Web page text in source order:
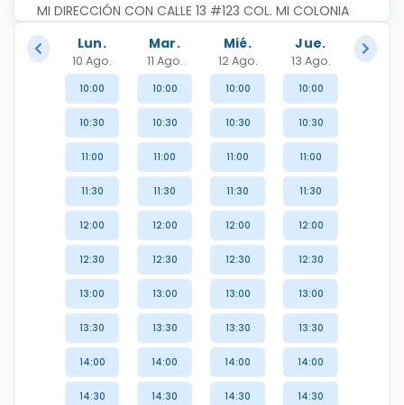
MI DIRECCIÓN CON CALLE 13 #123 COL. MI COLONIA
1
Lun.
10 Ago.
Mar.
11 Ago.
Mié.
12 Ago.
Jue.
13 Ago.
10:00
10:30
11:00
11:30
12:00
12:30
13:00
13:30
14:00
14:30
10:00
10:30
11:00
11:30
12:00
12:30
13:00
13:30
14:00
14:30
10:00
10:30
11:00
11:30
12:00
12:30
13:00
13:30
14:00
14:30
10:00
10:30
11:00
11:30
12:00
12:30
13:00
13:30
14:00
14:30